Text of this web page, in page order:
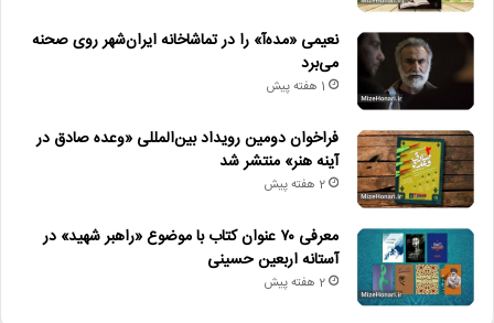
نعیمی «مده‌آ» را در تماشاخانه ایران‌شهر روی صحنه
می‌برد
1 هفته پیش
فراخوان دومین رویداد بین‌المللی «وعده صادق در
آینه هنر» منتشر شد
2 هفته پیش
معرفی ۷۰ عنوان کتاب با موضوع «راهبر شهید» در
آستانه اربعین حسینی
2 هفته پیش